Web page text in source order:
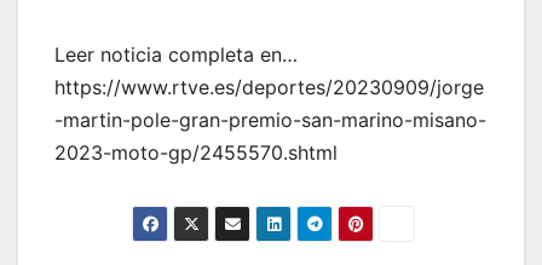
Leer noticia completa en…
https://www.rtve.es/deportes/20230909/jorge
-martin-pole-gran-premio-san-marino-misano-
2023-moto-gp/2455570.shtml